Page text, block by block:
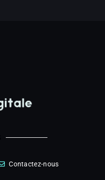
Contactez-nous